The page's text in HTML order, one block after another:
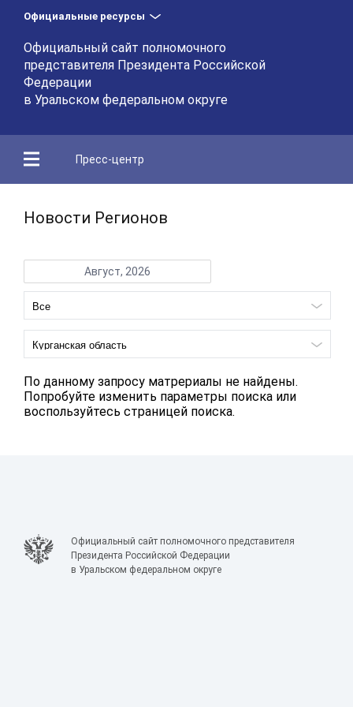
Официальные ресурсы
Официальный сайт полномочного
представителя Президента Российской
Федерации
в Уральском федеральном округе
Пресс-центр
Новости Регионов
Август, 2026
По данному запросу матрериалы не найдены.
Попробуйте изменить параметры поиска или
воспользуйтесь страницей поиска.
Официальный сайт полномочного представителя
Президента Российской Федерации
в Уральском федеральном округе